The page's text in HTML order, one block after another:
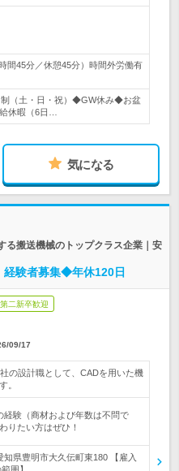
間45分／休憩45分）時間外労働有
制（土・日・祝）◆GW休み◆お盆
休暇（6日…
気になる
る搬送機械のトップクラス企業｜安
験者募集◆年休120日
第二新卒歓迎
09/17
の設計職として、CADを用いた機
。
経験（商材および年数は不問で
りたい方はぜひ！
知県豊明市大久伝町東180 【雇入